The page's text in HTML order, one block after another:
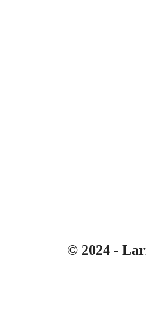
© 2024 -